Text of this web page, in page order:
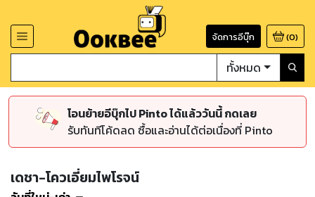
จัดการอีบุ๊ก (0)
ทั้งหมด
โอนย้ายอีบุ๊กไป Pinto ได้แล้ววันนี้ กดเลย
รับทันทีโค้ดลด ซื้อและอ่านได้ต่อเนื่องที่ Pinto
เดชา-โควเอี่ยมไพโรจน์